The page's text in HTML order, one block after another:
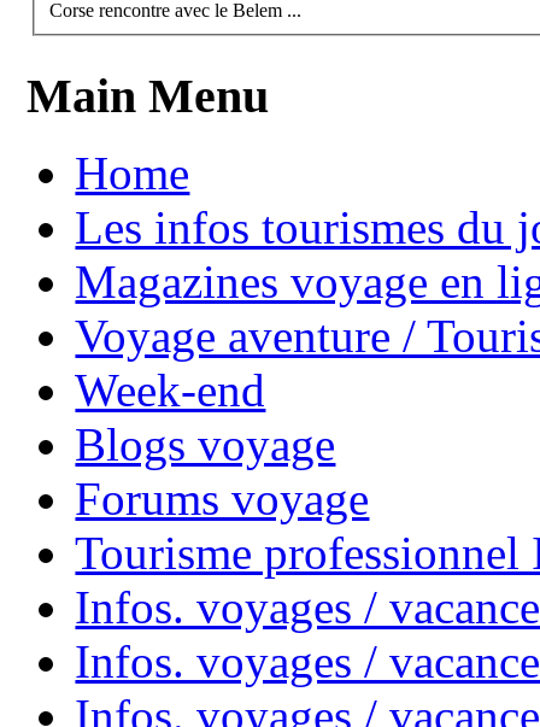
Corse rencontre avec le Belem ...
Main Menu
Home
Les infos tourismes du
Magazines voyage en
Voyage aventure /
Week-end
Blogs voyage
Forums voyage
Tourisme
Infos. voyages /
Infos. voyages /
Infos. voyages /